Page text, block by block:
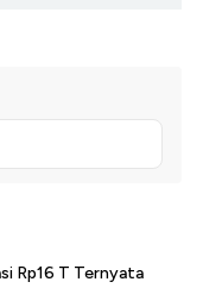
Rp16 T Ternyata